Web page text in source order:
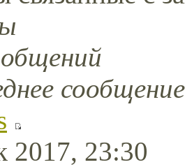
сообщение
2017, 23:30